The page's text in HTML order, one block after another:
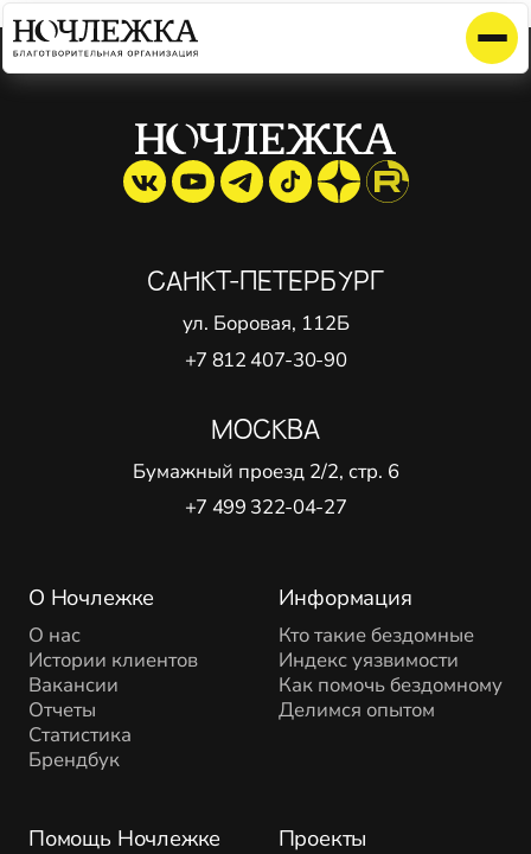
Элемент не найден!
О Ночлежке
О нас
Истории клиентов
Вакансии
Отчеты
Статистика
Брендбук
Помощь Ночлежке Проекты
Информация
Кто такие бездомные
Индекс уязвимости
Как помочь бездомному
Делимся опытом
САНКТ-ПЕТЕРБУРГ
ул. Боровая, 112Б
+7 812 407-30-90
МОСКВА
Бумажный проезд 2/2, стр. 6
+7 499 322-04-27